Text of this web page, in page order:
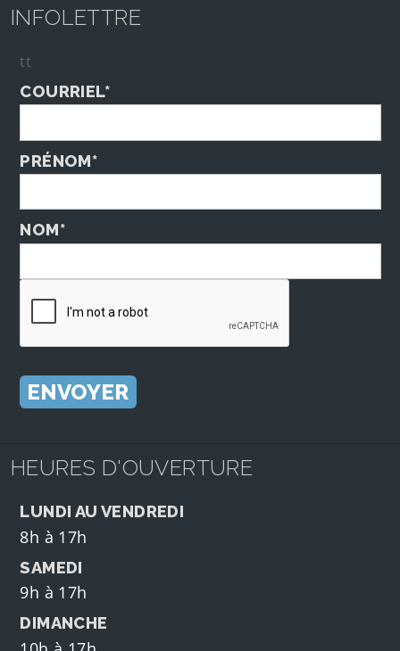
INFOLETTRE
tt
COURRIEL*
PRÉNOM*
NOM*
HEURES D'OUVERTURE
LUNDI AU VENDREDI
8h à 17h
SAMEDI
9h à 17h
DIMANCHE